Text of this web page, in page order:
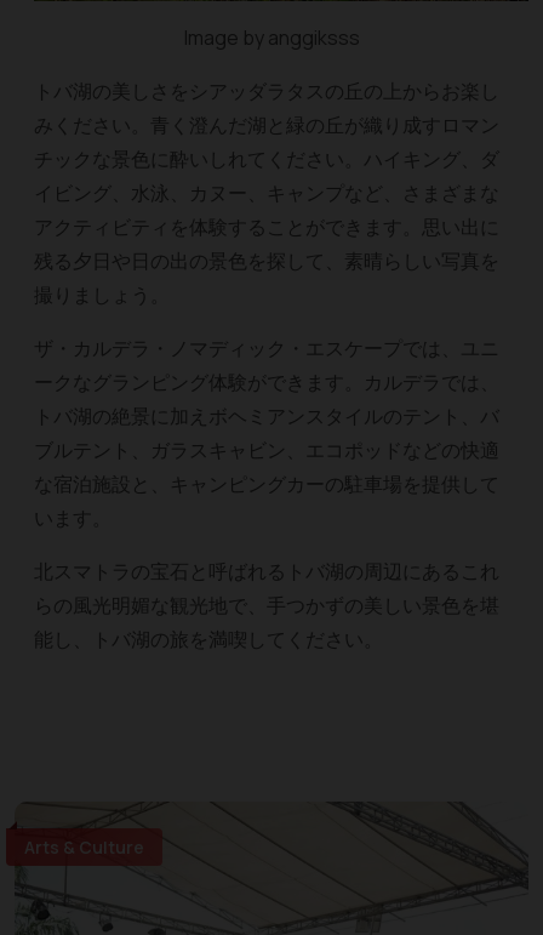
Image by anggiksss
トバ湖の美しさをシアッダラタスの丘の上からお楽し
みください。青く澄んだ湖と緑の丘が織り成すロマン
チックな景色に酔いしれてください。ハイキング、ダ
イビング、水泳、カヌー、キャンプなど、さまざまな
アクティビティを体験することができます。思い出に
残る夕日や日の出の景色を探して、素晴らしい写真を
撮りましょう。
ザ・カルデラ・ノマディック・エスケープでは、ユニ
ークなグランピング体験ができます。カルデラでは、
トバ湖の絶景に加えボヘミアンスタイルのテント、バ
ブルテント、ガラスキャビン、エコポッドなどの快適
な宿泊施設と、キャンピングカーの駐車場を提供して
います。
北スマトラの宝石と呼ばれるトバ湖の周辺にあるこれ
らの風光明媚な観光地で、手つかずの美しい景色を堪
能し、トバ湖の旅を満喫してください。
Arts & Culture